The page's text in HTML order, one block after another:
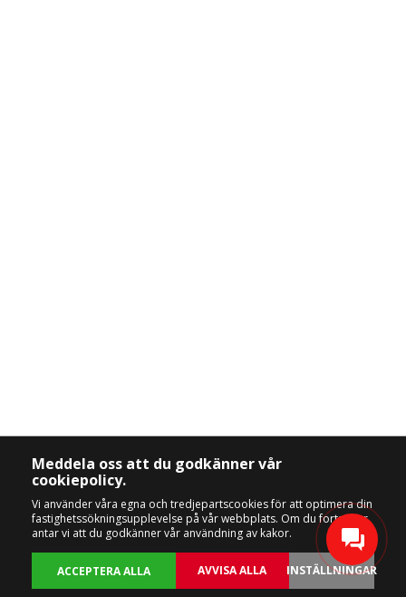
Meddela oss att du godkänner vår
cookiepolicy.
Vi använder våra egna och tredjepartscookies för att optimera din
fastighetssökningsupplevelse på vår webbplats. Om du fortsätter
antar vi att du godkänner vår användning av kakor.
ACCEPTERA ALLA AVVISA ALLA INSTÄLLNINGAR